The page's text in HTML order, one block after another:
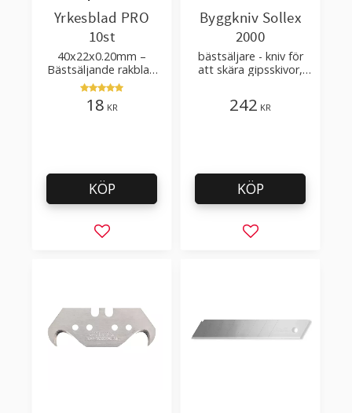
Yrkesblad PRO
10st
40x22x0.20mm –
Bästsäljande rakblad
för att skära tapet, tyg,
filt, hobby bruk
18 KR
Lägg till i favoriter
KÖP
Byggkniv Sollex
2000
bästsäljare - kniv för
att skära gipsskivor,
242 KR
Lägg till i
KÖP